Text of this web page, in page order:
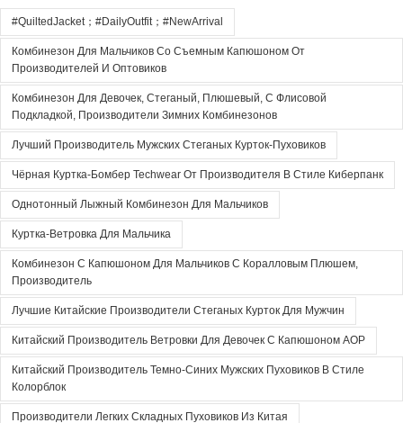
#QuiltedJacket；#DailyOutfit；#NewArrival
Комбинезон Для Мальчиков Со Съемным Капюшоном От
Производителей И Оптовиков
Комбинезон Для Девочек, Стеганый, Плюшевый, С Флисовой
Подкладкой, Производители Зимних Комбинезонов
Лучший Производитель Мужских Стеганых Курток-Пуховиков
Чёрная Куртка-Бомбер Techwear От Производителя В Стиле Киберпанк
Однотонный Лыжный Комбинезон Для Мальчиков
Куртка-Ветровка Для Мальчика
Комбинезон С Капюшоном Для Мальчиков С Коралловым Плюшем,
Производитель
Лучшие Китайские Производители Стеганых Курток Для Мужчин
Китайский Производитель Ветровки Для Девочек С Капюшоном AOP
Китайский Производитель Темно-Синих Мужских Пуховиков В Стиле
Колорблок
Производители Легких Складных Пуховиков Из Китая